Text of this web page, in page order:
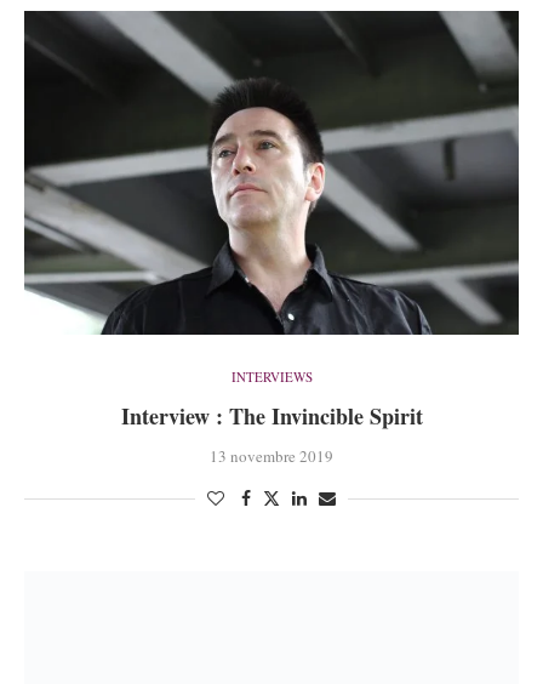
INTERVIEWS
Interview : The Invincible Spirit
13 novembre 2019